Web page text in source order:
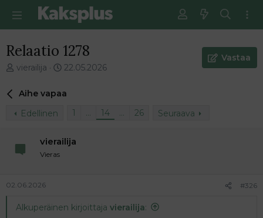
Relaatio 1278
V
e
t
e
t
n
l
vierailija
E
s
i
e
22.05.2026
Vastaa
Aihe vapaa
Edellinen
1 … 14 … 26 Seuraava
vierailija
Vieras
02.06.2026 #326
Alkuperäinen kirjoittaja vierailija: